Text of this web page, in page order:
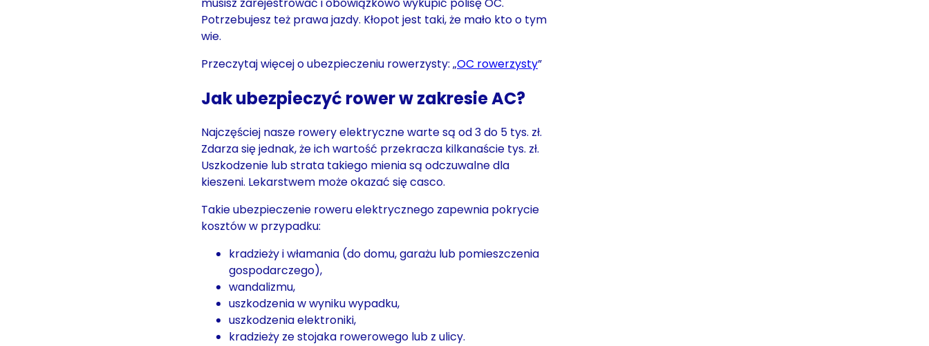
Potrzebujesz też prawa jazdy. Kłopot jest taki, że mało kto o tym
wie.
Przeczytaj więcej o ubezpieczeniu rowerzysty: „OC rowerzysty”
Jak ubezpieczyć rower w zakresie AC?
Najczęściej nasze rowery elektryczne warte są od 3 do 5 tys. zł.
Zdarza się jednak, że ich wartość przekracza kilkanaście tys. zł.
Uszkodzenie lub strata takiego mienia są odczuwalne dla
kieszeni. Lekarstwem może okazać się casco.
Takie ubezpieczenie roweru elektrycznego zapewnia pokrycie
kosztów w przypadku:
kradzieży i włamania (do domu, garażu lub pomieszczenia
gospodarczego),
wandalizmu,
uszkodzenia w wyniku wypadku,
uszkodzenia elektroniki,
kradzieży ze stojaka rowerowego lub z ulicy.